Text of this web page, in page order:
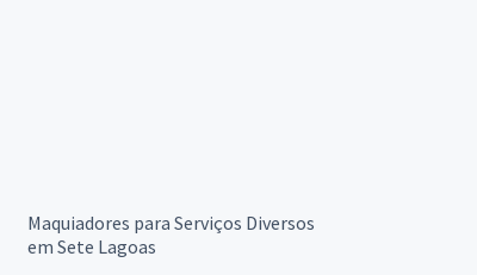
Maquiadores para Serviços Diversos
em Sete Lagoas